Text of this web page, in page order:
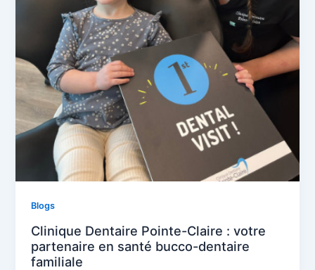
Blogs
Clinique Dentaire Pointe-Claire : votre
partenaire en santé bucco-dentaire
familiale